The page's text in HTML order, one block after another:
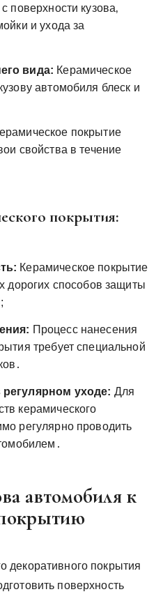
поверхности кузова‚
и ухода за
вида: Керамическое
автомобиля блеск и
покрытие
свойства в течение
покрытия:
Керамическое покрытие
дорогих способов защиты
Процесс нанесения
требует специальной
уходе: Для
керамического
регулярно проводить
автомобиля к
декоративного покрытия
поверхность